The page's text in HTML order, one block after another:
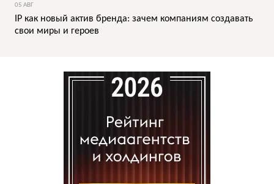
05 АВГ
IP как новый актив бренда: зачем компаниям создавать
свои миры и героев